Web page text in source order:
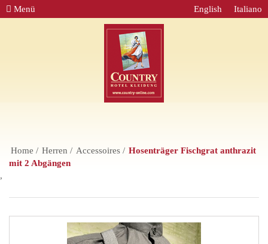
Menü Italiano
English
Home Herren Accessoires
Hosenträger Fischgrat anthrazit
mit 2 Abgängen
,